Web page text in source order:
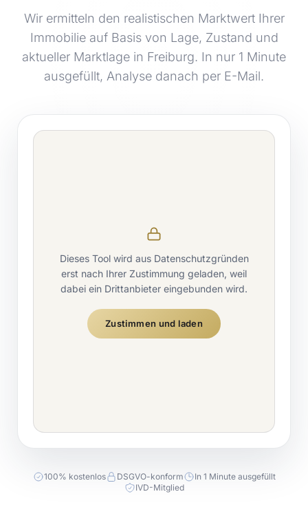
Wir ermitteln den realistischen Marktwert Ihrer
Immobilie auf Basis von Lage, Zustand und
aktueller Marktlage in Freiburg. In nur 1 Minute
ausgefüllt, Analyse danach per E-Mail.
Dieses Tool wird aus Datenschutzgründen
erst nach Ihrer Zustimmung geladen, weil
dabei ein Drittanbieter eingebunden wird.
Zustimmen und laden
100% kostenlos DSGVO-konform
In 1 Minute ausgefüllt
IVD-Mitglied